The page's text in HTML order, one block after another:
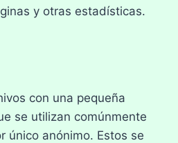
y otras estadísticas.
con una pequeña
se utilizan comúnmente
único anónimo. Estos se